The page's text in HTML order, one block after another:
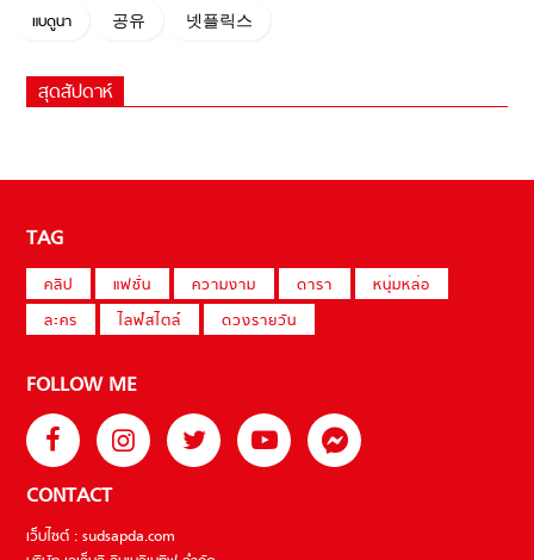
แบดูนา
공유 넷플릭스
สุดสัปดาห์
TAG
คลิป แฟชั่น ความงาม ดารา
หนุ่มหล่อ
ละคร
ไลฟ์สไตล์ ดวงรายวัน
FOLLOW ME
CONTACT
เว็บไซต์ : sudsapda.com